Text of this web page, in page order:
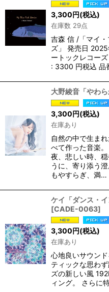
3,300円(税込)
在庫数 29点
吉森 信 /「マイ
ズ」 発売日
ートックレコー
: 3300 円税込 品
大野綾音「やわら
3,300円(税込)
在庫あり
自然の中で生ま
べて作った音楽
夜、悲しい時、
うに、寄り添う
もやすらぎ、満…
ケイ「ダンス・
[CADE-0063]
3,300 円(税込)
在庫あり
心地良いサウン
ティックな思わ
ズの新しい風
ィング。 さらに